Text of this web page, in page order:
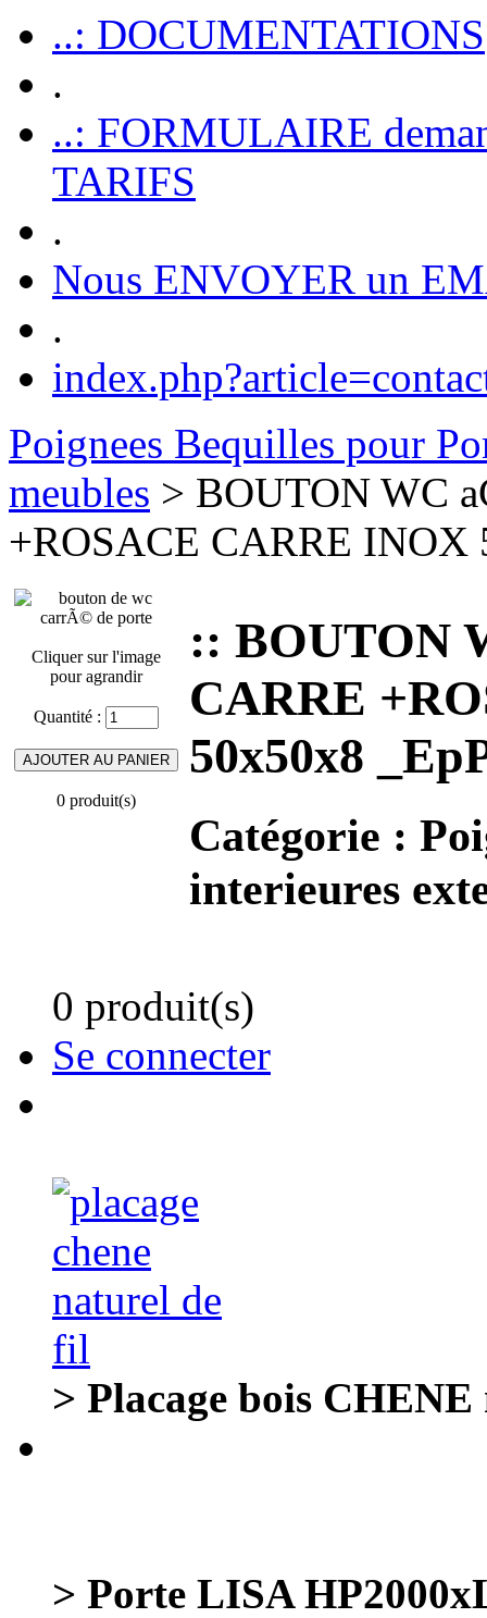
..: DOCUMENTATIONS
.
..: FORMULAIRE
TARIFS
.
Nous ENVOYER un
.
Poignees Bequilles pour
meubles > BOUTON WC
+ROSACE CARRE INOX
Cliquer sur l'image
pour agrandir
Quantité :
0 produit(s)
:: BOUTON
CARRE
50x50x8
Catégorie :
interieures
0 produit(s)
Se connecter
> Placage bois
> Porte LISA